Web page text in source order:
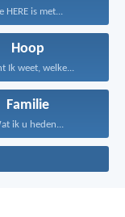
HERE is met...
Hoop
Ik weet, welke...
Familie
ik u heden...